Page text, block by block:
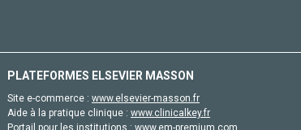
PLATEFORMES ELSEVIER MASSON
Site e-commerce : www.elsevier-masson.fr
Aide à la pratique clinique : www.clinicalkey.fr